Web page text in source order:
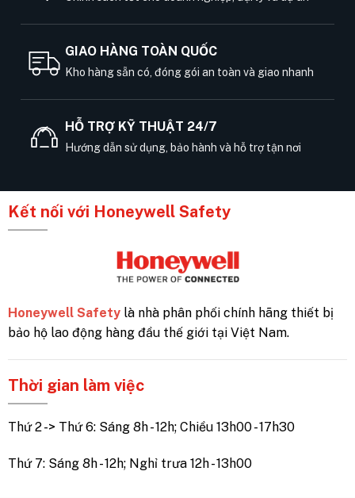
GIAO HÀNG TOÀN QUỐC
Kho hàng sẵn có, đóng gói an toàn và giao nhanh
HỖ TRỢ KỸ THUẬT 24/7
Hướng dẫn sử dụng, bảo hành và hỗ trợ tận nơi
Kết nối với Honeywell Safety
Honeywell Safety là nhà phân phối chính hãng thiết bị
bảo hộ lao động hàng đầu thế giới tại Việt Nam.
Thời gian làm việc
Thứ 2 -> Thứ 6: Sáng 8h - 12h; Chiều 13h00 - 17h30
Thứ 7: Sáng 8h - 12h; Nghỉ trưa 12h - 13h00